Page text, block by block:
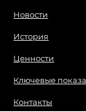
Новости
История
Ценности
Ключевые
Контакты